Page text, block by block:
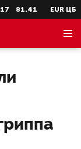
81.41 EUR ЦБ